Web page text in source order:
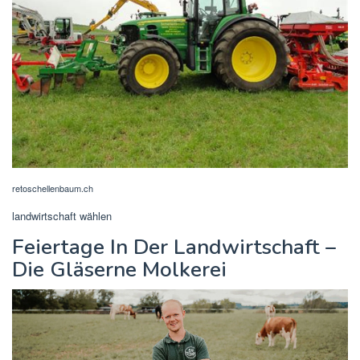
retoschellenbaum.ch
landwirtschaft wählen
Feiertage In Der Landwirtschaft –
Die Gläserne Molkerei